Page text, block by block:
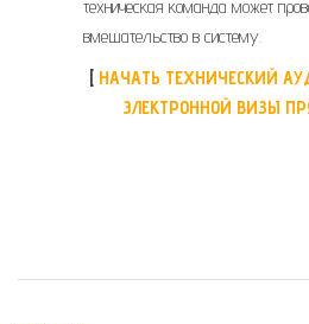
техническая команда может
вмешательство в систему.
[ НАЧАТЬ ТЕХНИЧЕСКИЙ
ЭЛЕКТРОННОЙ ВИЗЫ